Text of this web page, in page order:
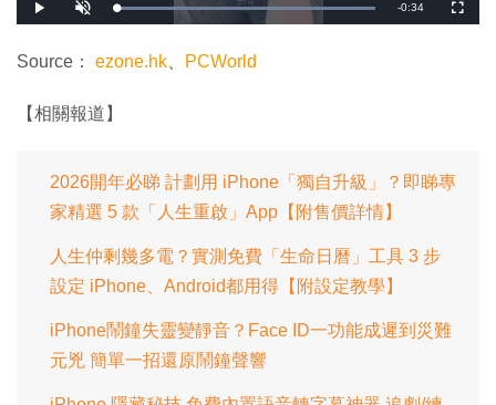
播
放
開
啟
載
入
:
1
剩
-0:34
全
螢
Source： ezone.hk PCWorld
【相關報道】
2026開年必睇 計劃用 iPhone「獨自升級」？即睇專
家精選 5 款「人生重啟」App【附售價詳情】
人生仲剩幾多電？實測免費「生命日曆」工具 3 步
設定 iPhone、Android都用得【附設定教學】
iPhone鬧鐘失靈變靜音？Face ID一功能成遲到災難
元兇 簡單一招還原鬧鐘聲響